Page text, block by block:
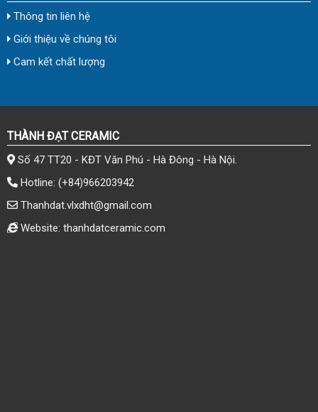
Thông tin liên hệ
Giới thiệu về chúng tôi
Cam kết chất lượng
THÀNH ĐẠT CERAMIC
Số 47 TT20 - KĐT Văn Phú - Hà Đông - Hà Nội.
Hotline: (+84)966203942
Thanhdat.vlxdht@gmail.com
Website: thanhdatceramic.com